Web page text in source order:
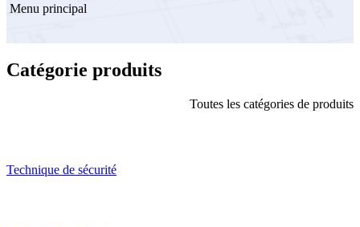
Menu principal
Catégorie produits
Toutes les catégories de produits
Technique de sécurité